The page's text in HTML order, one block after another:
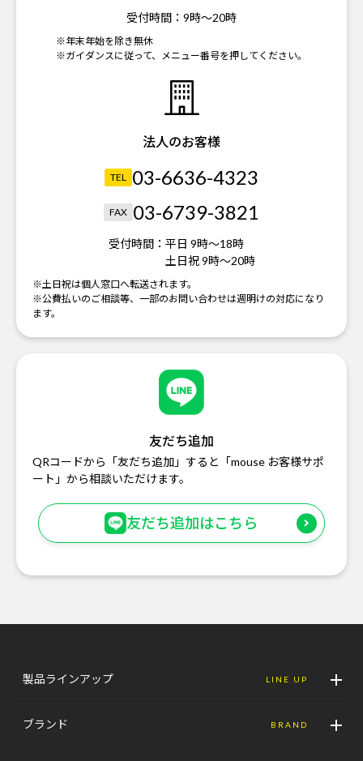
受付時間： 9時～20時
※年末年始を除き無休
※ガイダンスに従って、メニュー番号を押してください。
法人のお客様
TEL 03-6636-4323
FAX 03-6739-3821
受付時間： 平日 9時～18時
土日祝 9時～20時
※土日祝は個人窓口へ転送されます。
※公費払いのご相談等、一部のお問い合わせは週明けの対応になり
ます。
友だち追加
QRコードから「友だち追加」すると「mouse お客様サポ
ート」から相談いただけます。
友だち追加はこちら
製品ラインアップ LINE UP
ブランド BRAND